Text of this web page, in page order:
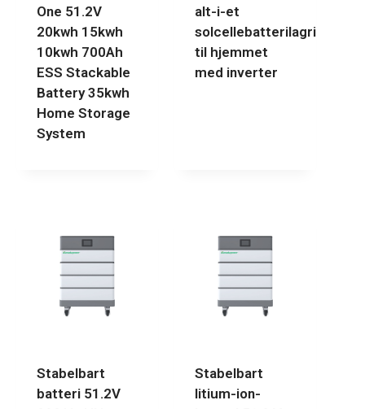
One 51.2V
20kwh 15kwh
10kwh 700Ah
ESS Stackable
Battery 35kwh
Home Storage
System
alt-i-et
til hjemmet
med inverter
Stabelbart
batteri 51.2V
Stabelbart
litium-ion-